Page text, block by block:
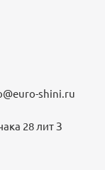
shini.ru
28 лит З